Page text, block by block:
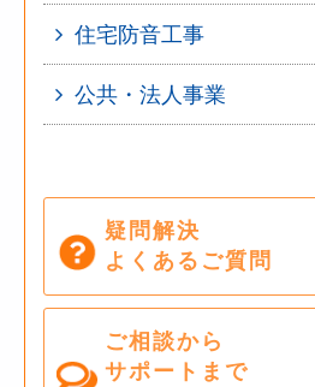
住宅防音工事
公共・法人事業
疑問解決
よくあるご質問
ご相談から
サポートまで